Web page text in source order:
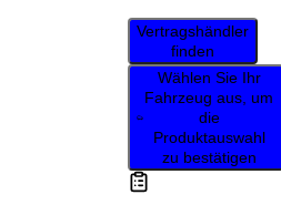
Vertragshändler
finden
Wählen Sie Ihr
Fahrzeug aus, um
die
Produktauswahl
zu bestätigen